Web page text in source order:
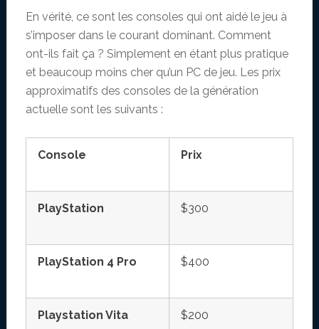
En vérité, ce sont les consoles qui ont aidé le jeu à
s’imposer dans le courant dominant. Comment
ont-ils fait ça ? Simplement en étant plus pratique
et beaucoup moins cher qu’un PC de jeu. Les prix
approximatifs des consoles de la génération
actuelle sont les suivants :
Console Prix
PlayStation $300
PlayStation 4 Pro $400
Playstation Vita $200